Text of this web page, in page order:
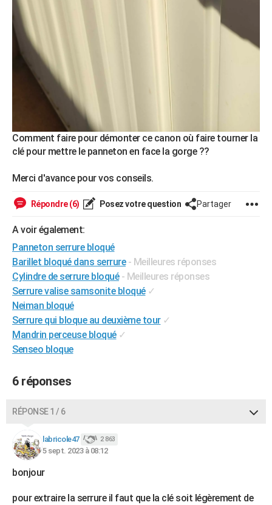
Comment faire pour démonter ce canon où faire tourner la
clé pour mettre le panneton en face la gorge ??
Merci d'avance pour vos conseils.
Répondre (6) Posez votre question Partager
A voir également:
Panneton serrure bloqué
Barillet bloqué dans serrure - Meilleures réponses
Cylindre de serrure bloqué - Meilleures réponses
Serrure valise samsonite bloqué ✓
Neiman bloqué
Serrure qui bloque au deuxième tour ✓
Mandrin perceuse bloqué ✓
Senseo bloque
6 réponses
RÉPONSE 1 / 6
labricole47 2 863
5 sept. 2023 à 08:12
bonjour
pour extraire la serrure il faut que la clé soit légèrement de